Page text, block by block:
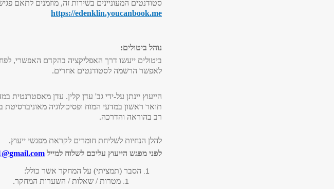
סטודנטים המעוניינים בשירות זה, מוזמנים לתאם
https://edenklin.youcanbook.me
נוהל ביטולים:
לאפשר הרשמה לסטודנטים אחרים.
הייעוץ יינתן על-ידי גב' עדן קלין. עדן מאסטרנטית
תואר ראשון במדעי המוח ופסיכולוגיה
רב בהוראה והדרכה.
להלן הנחיות לשליחת חומרים לקראת מפגשי ייעוץ.
לפני מפגש הייעוץ עליכם לשלוח למייל
הסבר (תמציתי) על המחקר אשר כולל:
מטרות / שאלות / השערות המחקר.